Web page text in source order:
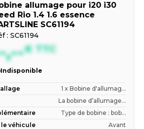
allumage pour i20 i30
Rio 1.4 1.6 essence
SC61194
: SC61194
,--€ TTC
Indisponible
1 x Bobine d'allumag...
La bobine d’allumage...
Type de bobine : bob...
le véhicule
Avant